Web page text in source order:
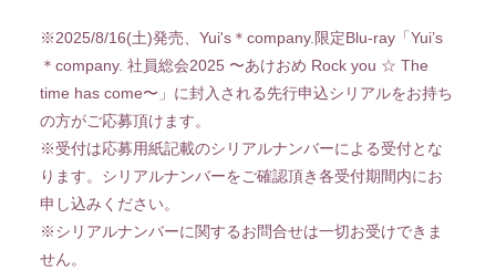
※2025/8/16(土)発売、Yui's＊company.限定Blu-ray「Yui’s
＊company. 社員総会2025 〜あけおめ Rock you ☆ The
time has come〜」に封入される先行申込シリアルをお持ち
の方がご応募頂けます。
※受付は応募用紙記載のシリアルナンバーによる受付とな
ります。シリアルナンバーをご確認頂き各受付期間内にお
申し込みください。
※シリアルナンバーに関するお問合せは一切お受けできま
せん。